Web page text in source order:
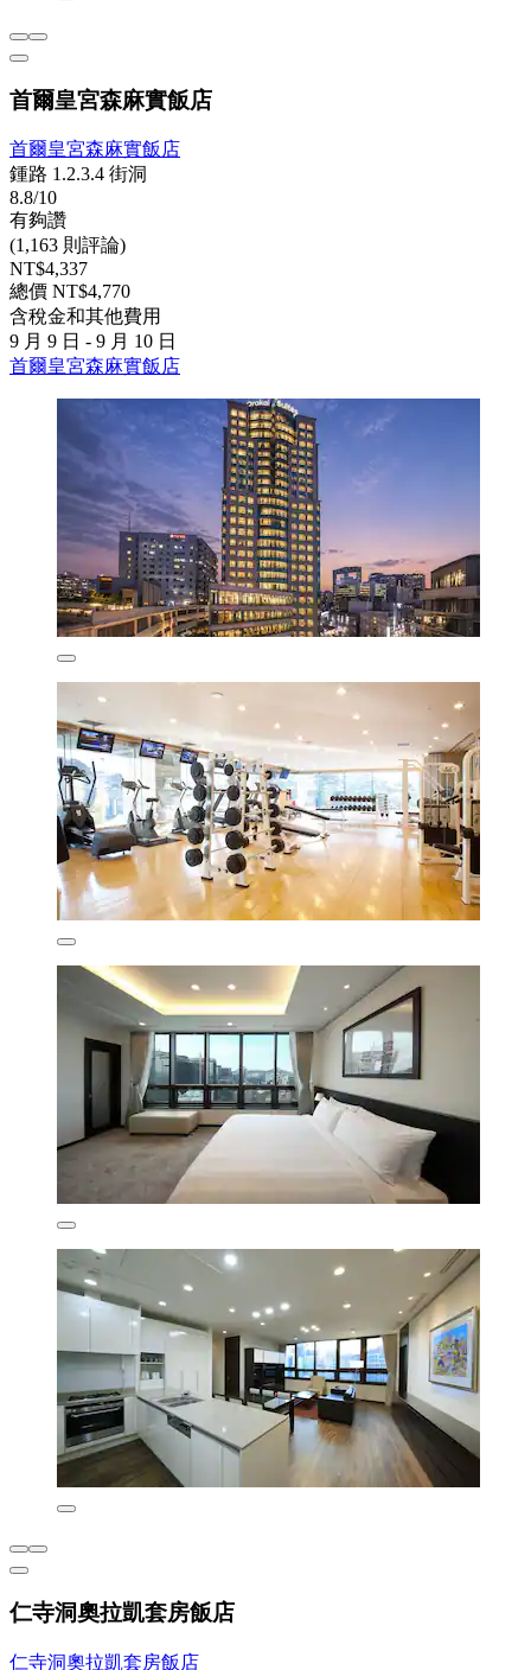
首爾皇宮森麻實飯店
首爾皇宮森麻實飯店
鍾路 1.2.3.4 街洞
8.8/10
有夠讚
(1,163 則評論)
NT$4,337
總價 NT$4,770
含稅金和其他費用
9 月 9 日 - 9 月 10 日
首爾皇宮森麻實飯店
仁寺洞奧拉凱套房飯店
仁寺洞奧拉凱套房飯店